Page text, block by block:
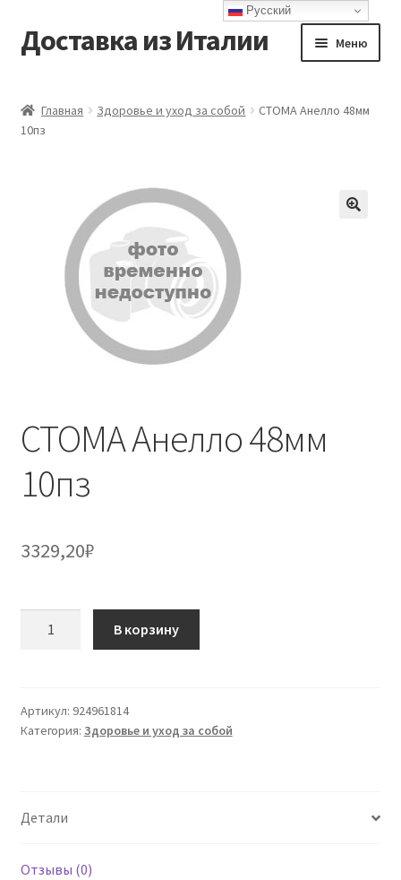
Перейти
к
Перейти
к
Доставка из Италии Меню
Доставка
Оформление заказа
Главная Здоровье и уход за собой
СТОМА Анелло 48мм
10пз
СТОМА Анелло 48мм
10пз
3329,20₽
48мм
10пз
В корзину
Артикул: 924961814
Категория: Здоровье и уход за собой
Детали
Отзывы (0)
Русский